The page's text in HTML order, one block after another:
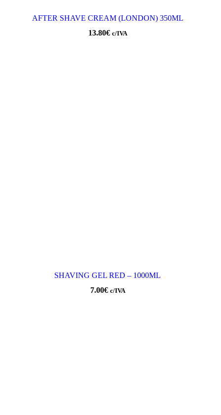
AFTER SHAVE CREAM (LONDON) 350ML
13.80€ c/IVA
SHAVING GEL RED – 1000ML
7.00€ c/IVA